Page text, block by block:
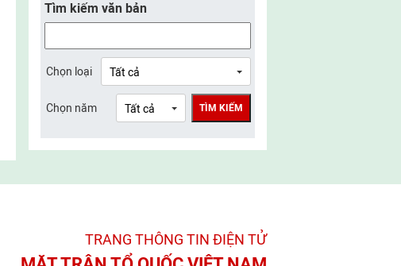
UBMTTQ Việt Nam tỉnh Nghệ An
UBMTTQ Việt Nam tỉnh Lào Cai
UBMTTQ Việt Nam tỉnh Thái Nguyên
UBMTTQ Việt Nam tỉnh Ninh Bình
UBMTTQ Việt Nam tỉnh Quảng Trị
Tìm kiếm văn bản
Chọn loại
Chọn năm TÌM KIẾM
TRANG THÔNG TIN ĐIỆN TỬ­